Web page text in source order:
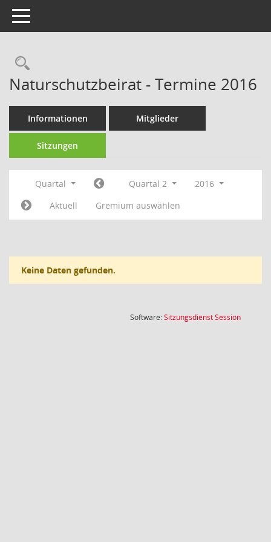
Toggle navigation
Rechercheauswahl
Naturschutzbeirat - Termine 2016
Informationen Mitglieder
Sitzungen
Quartal Quartal 2
2016
Aktuell
Gremium auswählen
Keine Daten gefunden.
Software:SitzungsdienstSession(Wird in